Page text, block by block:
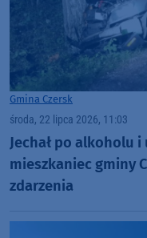
Gmina Czersk
środa, 22 lipca 2026, 11:03
Jechał po alkoholu
mieszkaniec gminy
zdarzenia